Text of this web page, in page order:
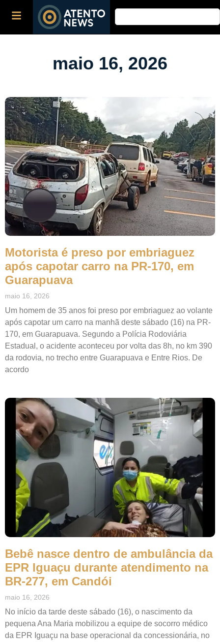
maio 16, 2026
Motorista é preso por embriaguez
após capotar carro na PR-170, em
Guarapuava
maio 16, 2026
Um homem de 35 anos foi preso por embriaguez ao volante
após capotar um carro na manhã deste sábado (16) na PR-
170, em Guarapuava. Segundo a Polícia Rodoviária
Estadual, o acidente aconteceu por volta das 8h, no km 390
da rodovia, no trecho entre Guarapuava e Entre Rios. De
acordo
Bebê nasce dentro de ambulância da
EPR Iguaçu durante atendimento na
BR-277, em Candói
maio 16, 2026
No início da tarde deste sábado (16), o nascimento da
pequena Ana Maria mobilizou a equipe de socorro médico
da EPR Iguaçu na base operacional da concessionária, no